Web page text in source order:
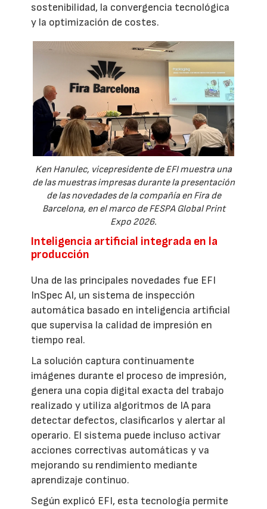
sostenibilidad, la convergencia tecnológica
y la optimización de costes.
Ken Hanulec, vicepresidente de EFI muestra una
de las muestras impresas durante la presentación
de las novedades de la compañía en Fira de
Barcelona, en el marco de FESPA Global Print
Expo 2026.
Inteligencia artificial integrada en la
producción
Una de las principales novedades fue EFI
InSpec AI, un sistema de inspección
automática basado en inteligencia artificial
que supervisa la calidad de impresión en
tiempo real.
La solución captura continuamente
imágenes durante el proceso de impresión,
genera una copia digital exacta del trabajo
realizado y utiliza algoritmos de IA para
detectar defectos, clasificarlos y alertar al
operario. El sistema puede incluso activar
acciones correctivas automáticas y va
mejorando su rendimiento mediante
aprendizaje continuo.
Según explicó EFI, esta tecnología permite